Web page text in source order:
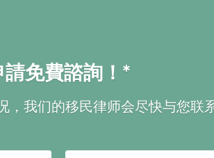
請免費諮詢！*
，我们的移民律师会尽快与您联